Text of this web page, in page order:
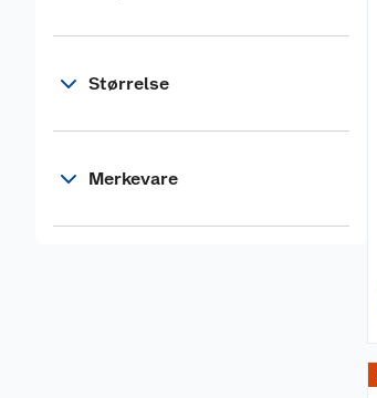
Størrelse
Merkevare